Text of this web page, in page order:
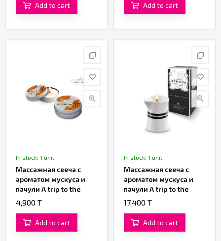
Add to cart Add to cart
In stock: 1 unit
Массажная свеча с
ароматом мускуса и
пачули A trip to the
Athens «Petits Joujoux»
от «Mystim» 43 ML
4,900 T
Add to cart
In stock: 1 unit
Массажная свеча с
ароматом мускуса и
пачули A trip to the
Athens «Petits Joujoux»
от «Mystim» 120 ML
17,400 T
Add to cart